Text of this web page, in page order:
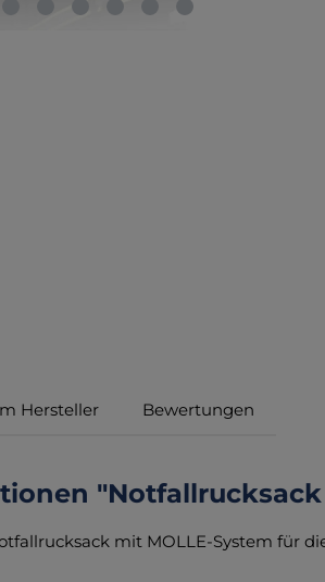
Hersteller Bewertungen
"Notfallrucksack
mit MOLLE-System für